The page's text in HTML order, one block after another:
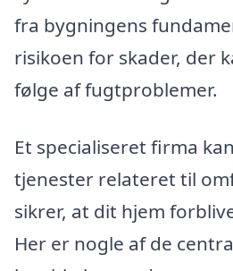
fra bygningens
risikoen for skader, der
følge af fugtproblemer.
Et specialiseret firma
tjenester relateret til
sikrer, at dit hjem
Her er nogle af de